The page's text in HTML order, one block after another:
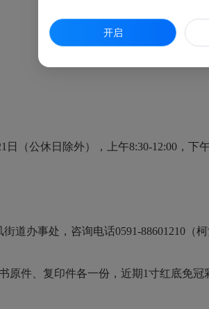
公休日除外），上午8:30-12:00，下午
办事处，咨询电话0591-88601210（柯
、复印件各一份，近期1寸红底免冠
开启